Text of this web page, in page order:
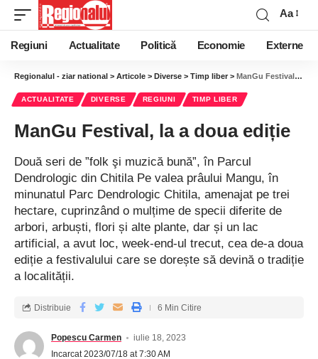
Aa
Regiuni Actualitate Politică Economie Externe
Regionalul - ziar national > Articole > Diverse > Timp liber > ManGu Festival, la a doua ediție
ACTUALITATE DIVERSE REGIUNI TIMP LIBER
ManGu Festival, la a doua ediție
Două seri de ”folk şi muzică bună”, în Parcul
Dendrologic din Chitila Pe valea prâului Mangu, în
minunatul Parc Dendrologic Chitila, amenajat pe trei
hectare, cuprinzând o mulțime de specii diferite de
arbori, arbuști, flori și alte plante, dar și un lac
artificial, a avut loc, week-end-ul trecut, cea de-a doua
ediție a festivalului care se dorește să devină o tradiție
a localității.
Popescu Carmen
iulie 18, 2023
Incarcat 2023/07/18 at 7:30 AM
Distribuie 6 Min Citire